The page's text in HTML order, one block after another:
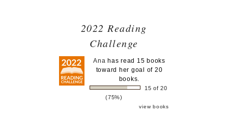
2022 Reading
Challenge
Ana has read 15 books
toward her goal of 20
books.
15 of 20
(75%)
view books